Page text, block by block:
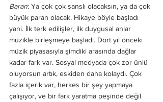
Baran: Ya çok çok şanslı olacaksın, ya da çok
büyük paran olacak. Hikaye böyle başladı
yani. İlk terk edilişler, ilk duygusal anlar
müzikle birleşmeye başladı. Dört yıl önceki
müzik piyasasıyla şimdiki arasında dağlar
kadar fark var. Sosyal medyada çok zor ünlü
oluyorsun artık, eskiden daha kolaydı. Çok
fazla içerik var, herkes bir şey yapmaya
çalışıyor, ve bir fark yaratma peşinde değil